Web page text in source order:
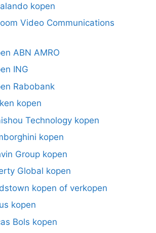
kopen
Video Communications
ABN AMRO
ING
Rabobank
kopen
Technology kopen
kopen
Group kopen
Global kopen
kopen of verkopen
kopen
Bols kopen